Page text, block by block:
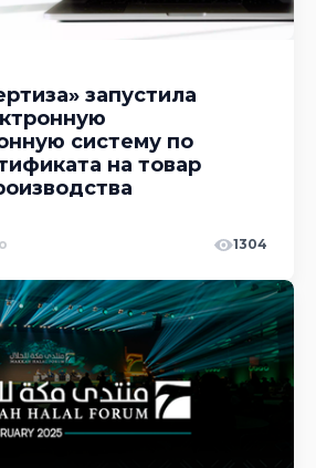
запустила
систему по
на товар
1304